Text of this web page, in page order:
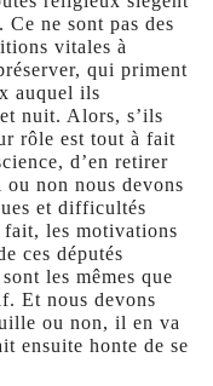
ne sont pas des
vitales à
qui priment
auquel ils
nuit. Alors, s’ils
rôle est tout à fait
d’en retirer
ou non nous devons
et difficultés
fait, les motivations
ces députés
les mêmes que
Et nous devons
ou non, il en va
ensuite honte de se